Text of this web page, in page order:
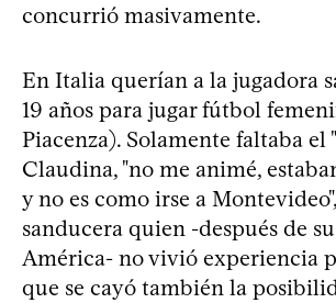
concurrió masivamente.
En Italia querían a la jugadora
19 años para jugar fútbol
Piacenza). Solamente faltaba el
Claudina, "no me animé,
y no es como irse a
sanducera quien -después de
América- no vivió experiencia
que se cayó también la